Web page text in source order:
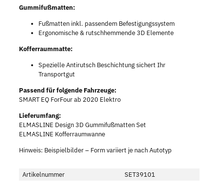
Gummifußmatten:
Fußmatten inkl. passendem Befestigungssystem
Ergonomische & rutschhemmende 3D Elemente
Kofferraummatte:
Spezielle Antirutsch Beschichtung sichert Ihr
Transportgut
Passend für folgende Fahrzeuge:
SMART EQ ForFour ab 2020 Elektro
Lieferumfang:
ELMASLINE Design 3D Gummifußmatten Set
ELMASLINE Kofferraumwanne
Hinweis: Beispielbilder – Form variiert je nach Autotyp
Artikelnummer SET39101